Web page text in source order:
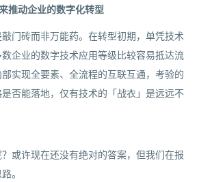
推动企业的数字化转型
门砖而非万能药。在转型初期，单凭技术
企业的数字技术应用等级比较容易抵达流
实现全要素、全流程的互联互通，考验的
否能落地，仅有技术的「战衣」是远远不
或许现在还没有绝对的答案，但我们在报
。